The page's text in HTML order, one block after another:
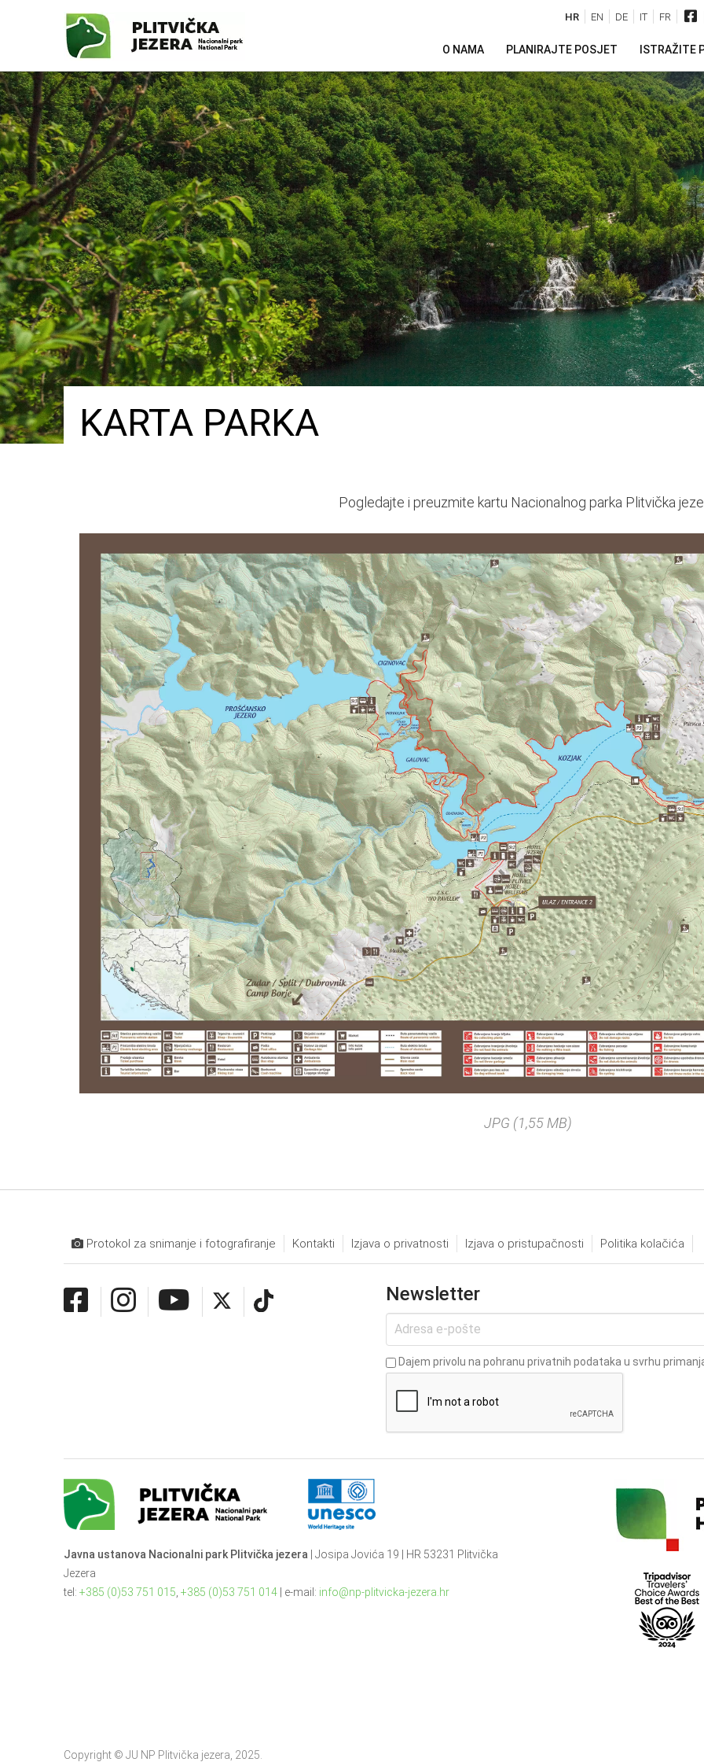
HR EN DE IT FR
O NAMA PLANIRAJTE POSJET ISTRAŽITE
KARTA PARKA
Pogledajte i preuzmite kartu Nacionalnog parka Plitvička
JPG (1,55 MB)
Protokol za snimanje i fotografiranje Kontakti Izjava o privatnosti Izjava o pristupačnosti Politika kolačića
Newsletter
Dajem privolu na pohranu privatnih podataka u svrhu
Javna ustanova Nacionalni park Plitvička jezera | Josipa Jovića 19 | HR 53231 Plitvička
Jezera
tel: +385 (0)53 751 015 +385 (0)53 751 014| e-mail: info@np-plitvicka-jezera.hr
Copyright © JU NP Plitvička jezera, 2025.